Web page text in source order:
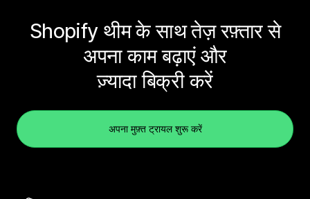
Shopify थीम के साथ तेज़ रफ़्तार से
अपना काम बढ़ाएं और
ज़्यादा बिक्री करें
अपना मुफ़्त ट्रायल शुरू करें